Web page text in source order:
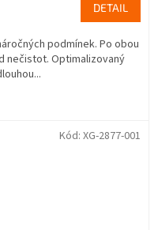
DETAIL
podmínek. Po obou
nečistot. Optimalizovaný
Kód: XG-2877-001